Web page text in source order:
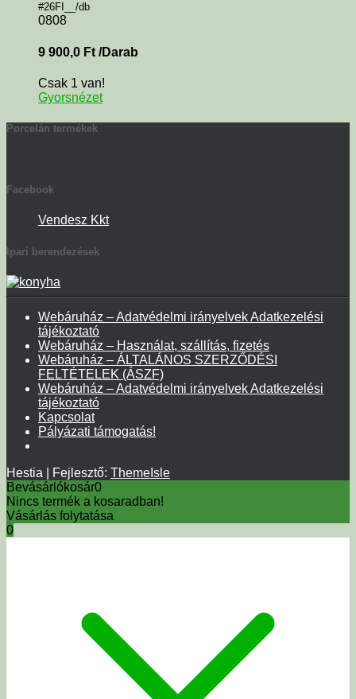
#26FI__/db
0808
9 900,0 Ft /Darab
Csak 1 van!
Gyorsnézet
Porcelán termékek
Facebook
Vendesz Kkt
Ipari berendezések
Webáruház – Adatvédelmi irányelvek Adatkezelési
tájékoztató
Webáruház – Használat, szállítás, fizetés
Webáruház – ÁLTALÁNOS SZERZŐDÉSI
FELTÉTELEK (ÁSZF)
Webáruház – Adatvédelmi irányelvek Adatkezelési
tájékoztató
Kapcsolat
Pályázati támogatás!
Hestia | Fejlesztő: ThemeIsle
Bevásárlókosár0
Nincs termék a kosaradban!
Vásárlás folytatása
0